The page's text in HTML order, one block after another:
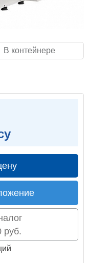
В контейнере
руб.